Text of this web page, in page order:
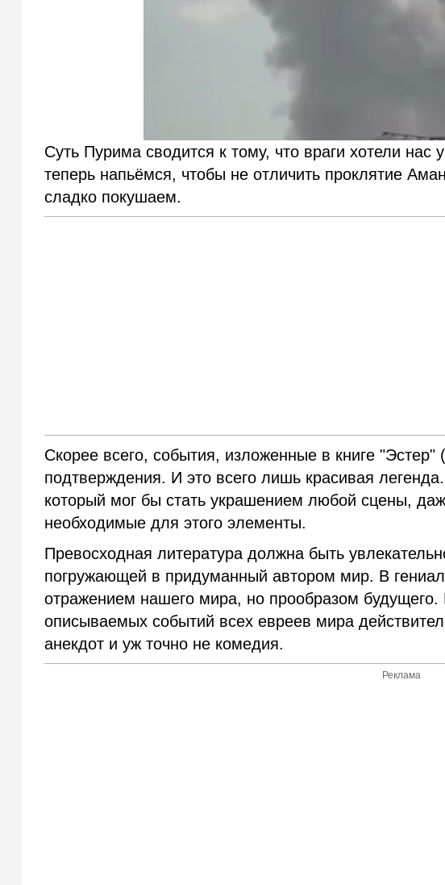
Суть Пурима сводится к тому, что враги хотели
теперь напьёмся, чтобы не отличить проклятие
сладко покушаем.
Скорее всего, события, изложенные в книге "Эстер"
подтверждения. И это всего лишь красивая
который мог бы стать украшением любой сцены,
необходимые для этого элементы.
Превосходная литература должна быть
погружающей в придуманный автором мир. В
отражением нашего мира, но прообразом
описываемых событий всех евреев мира
анекдот и уж точно не комедия.
Реклама